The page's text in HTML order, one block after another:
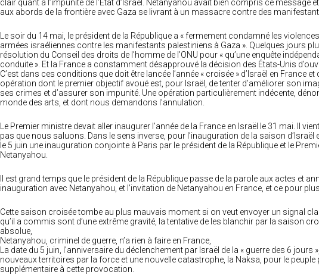
clair quant à l’impunité de l’État d’Israël. Netanyahou avait bien compris ce message
aux abords de la frontière avec Gaza se livrant à un massacre contre des
Le soir du 14 mai, le président de la République a « fermement condamné les
armées israéliennes contre les manifestants palestiniens à Gaza ». Quelques jours
résolution du Conseil des droits de l’homme de l’ONU pour « qu’une enquête
conduite ». Et la France a constamment désapprouvé la décision des États-Unis
C’est dans ces conditions que doit être lancée l’année « croisée » d’Israël en France et
opération dont le premier objectif avoué est, pour Israël, de tenter d’améliorer son
ses crimes et d’assurer son impunité. Une opération particulièrement indécente,
monde des arts, et dont nous demandons l’annulation.
Le Premier ministre devait aller inaugurer l’année de la France en Israël le 31 mai. Il
pas que nous saluons. Dans le sens inverse, pour l’inauguration de la saison d’Israël
le 5 juin une inauguration conjointe à Paris par le président de la République et le
Netanyahou.
Il est grand temps que le président de la République passe de la parole aux actes et
inauguration avec Netanyahou, et l’invitation de Netanyahou en France, et ce pour
Cette saison croisée tombe au plus mauvais moment si on veut envoyer un signal
qu’il a commis sont d’une extrême gravité, la tentative de les blanchir par la saison
absolue,
Netanyahou, criminel de guerre, n’a rien à faire en France,
La date du 5 juin, l’anniversaire du déclenchement par Israël de la « guerre des 6 jours
nouveaux territoires par la force et une nouvelle catastrophe, la Naksa, pour le
supplémentaire à cette provocation.